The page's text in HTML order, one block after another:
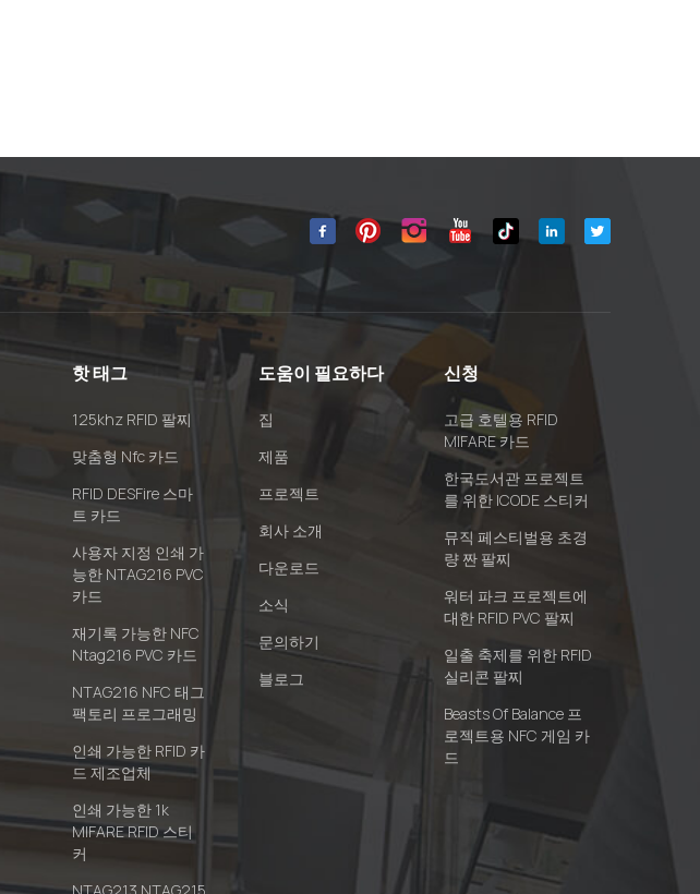
핫 태그
125khz RFID 팔찌
맞춤형 Nfc 카드
RFID DESFire 스마
트 카드
사용자 지정 인쇄 가
능한 NTAG216 PVC
카드
재기록 가능한 NFC
Ntag216 PVC 카드
NTAG216 NFC 태그
팩토리 프로그래밍
인쇄 가능한 RFID 카
드 제조업체
인쇄 가능한 1k
MIFARE RFID 스티
커
도움이 필요하다
집
제품
프로젝트
회사 소개
다운로드
소식
문의하기
블로그
신청
고급 호텔용 RFID
MIFARE 카드
한국도서관 프로젝트
를 위한 ICODE 스티커
뮤직 페스티벌용 초경
량 짠 팔찌
워터 파크 프로젝트에
대한 RFID PVC 팔찌
일출 축제를 위한 RFID
실리콘 팔찌
Beasts Of Balance 프
로젝트용 NFC 게임 카
드